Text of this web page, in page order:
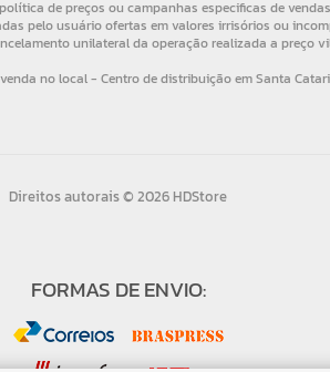
Direitos autorais © 2026 HDStore
FORMAS DE ENVIO: